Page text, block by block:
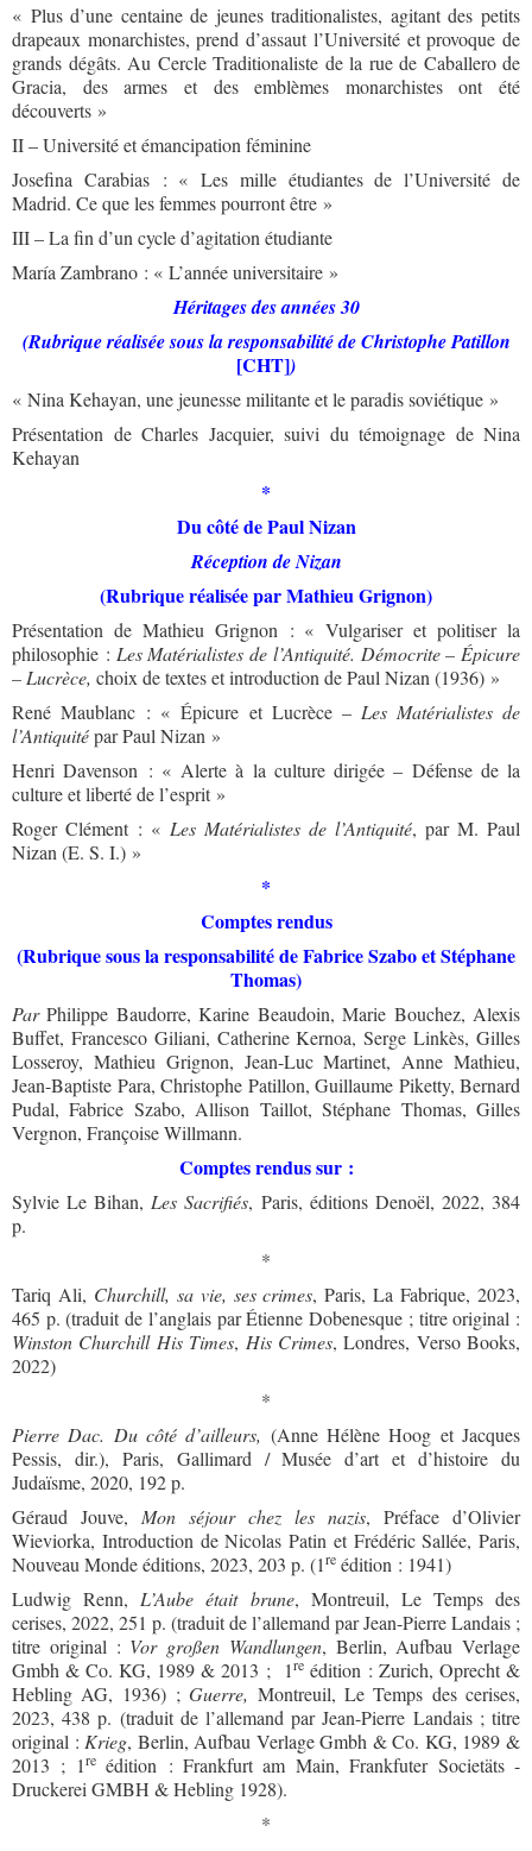
« Plus d’une centaine de jeunes traditionalistes, agitant des petits
drapeaux monarchistes, prend d’assaut l’Université et provoque de
grands dégâts. Au Cercle Traditionaliste de la rue de Caballero de
Gracia, des armes et des emblèmes monarchistes ont été
découverts »
II – Université et émancipation féminine
Josefina Carabias : « Les mille étudiantes de l’Université de
Madrid. Ce que les femmes pourront être »
III – La fin d’un cycle d’agitation étudiante
María Zambrano : « L’année universitaire »
Héritages des années 30
(Rubrique réalisée sous la responsabilité de Christophe Patillon
[CHT])
« Nina Kehayan, une jeunesse militante et le paradis soviétique »
Présentation de Charles Jacquier, suivi du témoignage de Nina
Kehayan
*
Du côté de Paul Nizan
Réception de Nizan
(Rubrique réalisée par Mathieu Grignon)
Présentation de Mathieu Grignon : « Vulgariser et politiser la
philosophie : Les Matérialistes de l’Antiquité. Démocrite – Épicure
– Lucrèce, choix de textes et introduction de Paul Nizan (1936) »
René Maublanc : « Épicure et Lucrèce – Les Matérialistes de
l’Antiquitépar Paul Nizan »
Henri Davenson : « Alerte à la culture dirigée – Défense de la
culture et liberté de l’esprit »
Roger Clément : « Les Matérialistes de l’Antiquité, par M. Paul
Nizan (E. S. I.) »
*
Comptes rendus
(Rubrique sous la responsabilité de Fabrice Szabo et Stéphane
Thomas)
ParPhilippe Baudorre, Karine Beaudoin, Marie Bouchez, Alexis
Buffet, Francesco Giliani, Catherine Kernoa, Serge Linkès, Gilles
Losseroy, Mathieu Grignon, Jean-Luc Martinet, Anne Mathieu,
Jean-Baptiste Para, Christophe Patillon, Guillaume Piketty, Bernard
Pudal, Fabrice Szabo, Allison Taillot, Stéphane Thomas, Gilles
Vergnon, Françoise Willmann.
Comptes rendus sur :
Sylvie Le Bihan, Les Sacrifiés, Paris, éditions Denoël, 2022, 384
p.
*
Tariq Ali, Churchill, sa vie, ses crimes, Paris, La Fabrique, 2023,
465 p. (traduit de l’anglais par Étienne Dobenesque ; titre original :
Winston Churchill His Times, His Crimes, Londres, Verso Books,
2022)
*
Pierre Dac. Du côté d’ailleurs, (Anne Hélène Hoog et Jacques
Pessis, dir.), Paris, Gallimard / Musée d’art et d’histoire du
Judaïsme, 2020, 192 p.
Géraud Jouve, Mon séjour chez les nazis, Préface d’Olivier
Wieviorka, Introduction de Nicolas Patin et Frédéric Sallée, Paris,
Nouveau Monde éditions, 2023, 203 p. (1re édition : 1941)
Ludwig Renn, L’Aube était brune, Montreuil, Le Temps des
cerises, 2022, 251 p. (traduit de l’allemand par Jean-Pierre Landais ;
titre original : Vor großen Wandlungen, Berlin, Aufbau Verlage
Gmbh & Co. KG, 1989 & 2013 ;
1re édition : Zurich, Oprecht &
Hebling AG, 1936) ;Guerre, Montreuil, Le Temps des cerises,
2023, 438 p. (traduit de l’allemand par Jean-Pierre Landais ; titre
original : Krieg, Berlin, Aufbau Verlage Gmbh & Co. KG, 1989 &
2013 ; 1reédition : Frankfurt am Main, Frankfuter Societäts -
Druckerei GMBH & Hebling 1928).
*